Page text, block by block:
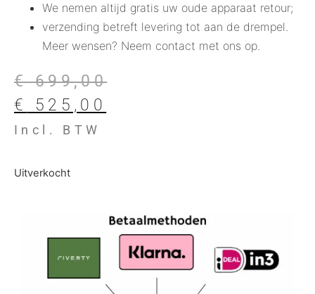
We nemen altijd gratis uw oude apparaat retour;
verzending betreft levering tot aan de drempel.
Meer wensen? Neem contact met ons op.
€699,00
€
525,00
Incl. BTW
Uitverkocht